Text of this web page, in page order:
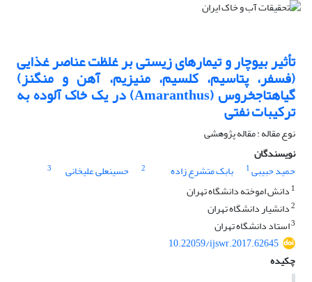
تأثیر بیوچار و تیمار‌های زیستی بر غلظت عناصر غذایی
(فسفر، پتاسیم، کلسیم، منیزیم، آهن و منگنز)
گیاه‎تاج‎خروس (Amaranthus) در یک خاک آلوده به
ترکیبات نفتی
نوع مقاله : مقاله پژوهشی
نویسندگان
حمید حبیبی1 بابک متشرع زاده 2 حسینعلی علیخانی
3
1 دانش اموخته دانشگاه تهران
2دانشیار دانشگاه تهران
3استاد دانشگاه تهران
10.22059/ijswr.2017.62645
چکیده